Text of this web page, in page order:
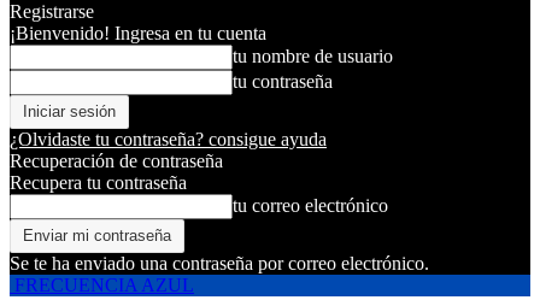
Registrarse
¡Bienvenido! Ingresa en tu cuenta
tu nombre de usuario
tu contraseña
¿Olvidaste tu contraseña? consigue ayuda
Recuperación de contraseña
Recupera tu contraseña
tu correo electrónico
Se te ha enviado una contraseña por correo electrónico.
FRECUENCIA AZUL